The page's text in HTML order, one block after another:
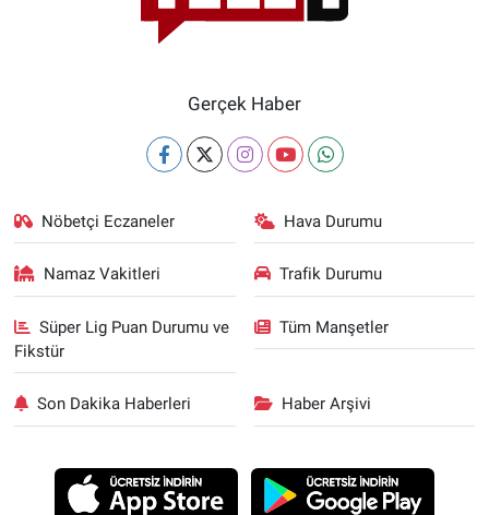
Gerçek Haber
Nöbetçi Eczaneler Hava Durumu
Namaz Vakitleri Trafik Durumu
Süper Lig Puan Durumu ve
Fikstür
Tüm Manşetler
Son Dakika Haberleri Haber Arşivi